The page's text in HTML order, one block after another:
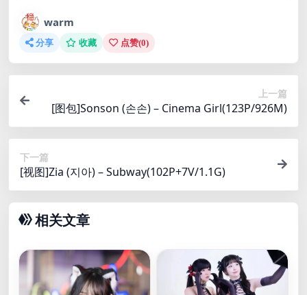
warm
分享 收藏 点赞(0)
上一篇
[图包]Sonson (손손) – Cinema Girl(123P/926M)
下一篇
[视图]Zia (지아) – Subway(102P+7V/1.1G)
相关文章